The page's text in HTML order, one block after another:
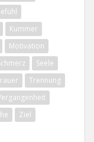
Kummer
Motivation
Seele
Trennung
Ziel